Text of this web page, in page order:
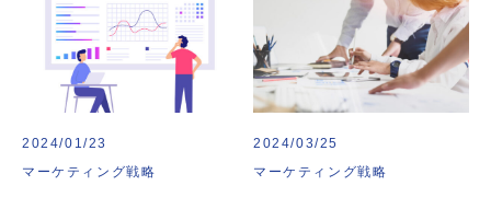
2024/01/23
マーケティング戦略
2024/03/25
マーケティング戦略